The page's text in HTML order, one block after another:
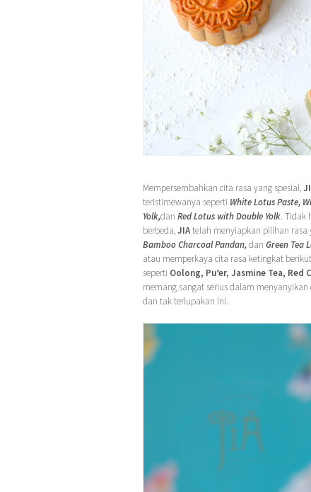
Mempersembahkan cita rasa yang spesial,
teristimewanya seperti White Lotus Paste,
Yolk,dan Red Lotus with Double Yolk. Tidak
berbeda,JIAtelah menyiapkan pilihan rasa
Bamboo Charcoal Pandan,dan Green Tea
atau memperkaya cita rasa ketingkat
seperti Oolong, Pu’er, Jasmine Tea, Red
memang sangat serius dalam
dan tak terlupakan ini.